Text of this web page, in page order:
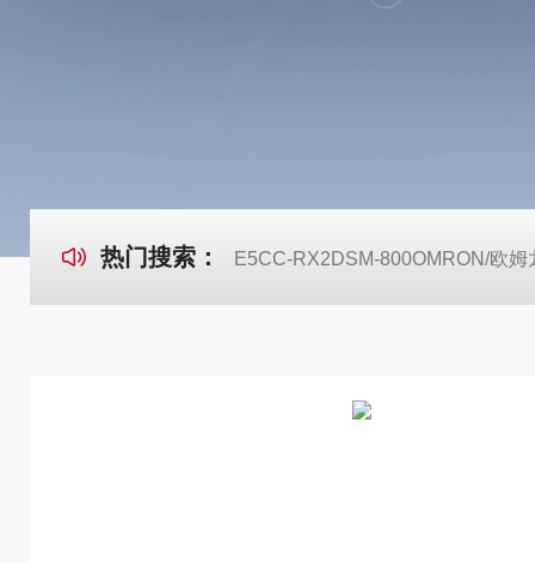
热门搜索： E5CC-RX2DSM-800OMRON/欧